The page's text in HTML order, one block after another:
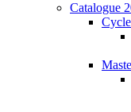
Catalogue